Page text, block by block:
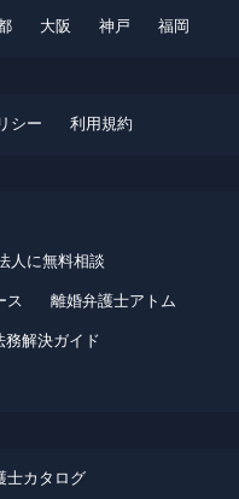
大阪 神戸 福岡
シー 利用規約
人に無料相談
ス 離婚弁護士アトム
務解決ガイド
士カタログ